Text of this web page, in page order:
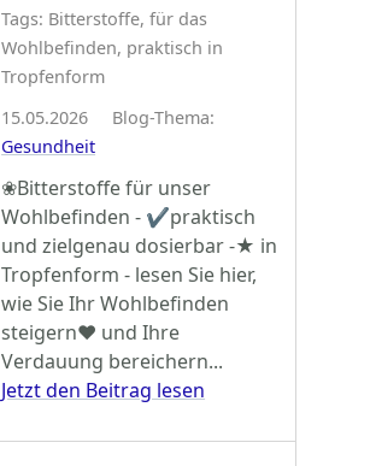
Tags: Bitterstoffe, für das
Wohlbefinden, praktisch in
Tropfenform
15.05.2026 Blog-Thema:
Gesundheit
❀Bitterstoffe für unser
Wohlbefinden - ✔praktisch
und zielgenau dosierbar -★ in
Tropfenform - lesen Sie hier,
wie Sie Ihr Wohlbefinden
steigern♥ und Ihre
Verdauung bereichern...
Jetzt den Beitrag lesen